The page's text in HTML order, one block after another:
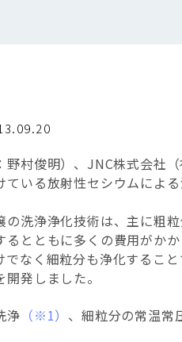
野村俊明）、JNC株式会社
ている放射性セシウムによ
の洗浄浄化技術は、主に粗
るとともに多くの費用がか
でなく細粒分も浄化するこ
発しました。
浄 （※1） 、細粒分の常温常